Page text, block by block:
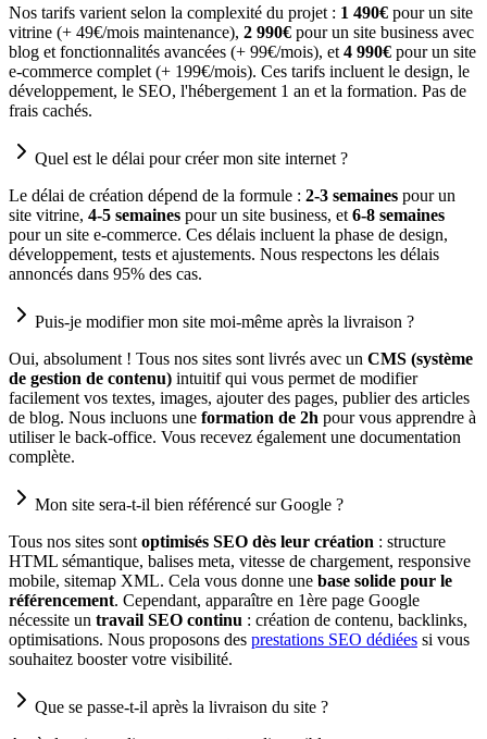
Nos tarifs varient selon la complexité du projet : 1 490€ pour un site
vitrine (+ 49€/mois maintenance), 2 990€ pour un site business avec
blog et fonctionnalités avancées (+ 99€/mois), et 4 990€ pour un site
e-commerce complet (+ 199€/mois). Ces tarifs incluent le design, le
développement, le SEO, l'hébergement 1 an et la formation. Pas de
frais cachés.
Quel est le délai pour créer mon site internet ?
Le délai de création dépend de la formule : 2-3 semaines pour un
site vitrine, 4-5 semaines pour un site business, et 6-8 semaines
pour un site e-commerce. Ces délais incluent la phase de design,
développement, tests et ajustements. Nous respectons les délais
annoncés dans 95% des cas.
Puis-je modifier mon site moi-même après la livraison ?
Oui, absolument ! Tous nos sites sont livrés avec un CMS (système
de gestion de contenu) intuitif qui vous permet de modifier
facilement vos textes, images, ajouter des pages, publier des articles
de blog. Nous incluons une formation de 2h pour vous apprendre à
utiliser le back-office. Vous recevez également une documentation
complète.
Mon site sera-t-il bien référencé sur Google ?
Tous nos sites sont optimisés SEO dès leur création : structure
HTML sémantique, balises meta, vitesse de chargement, responsive
mobile, sitemap XML. Cela vous donne une base solide pour le
référencement. Cependant, apparaître en 1ère page Google
nécessite un travail SEO continu : création de contenu, backlinks,
optimisations. Nous proposons des prestations SEO dédiées si vous
souhaitez booster votre visibilité.
Que se passe-t-il après la livraison du site ?